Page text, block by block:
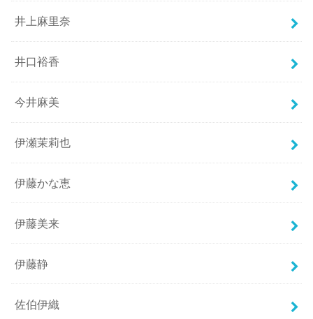
井上麻里奈
井口裕香
今井麻美
伊瀬茉莉也
伊藤かな恵
伊藤美来
伊藤静
佐伯伊織